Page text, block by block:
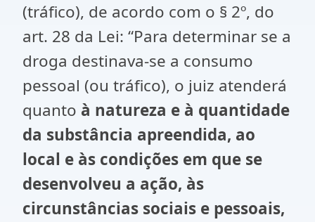
(tráfico), de acordo com o § 2º, do
art. 28 da Lei: “Para determinar se a
droga destinava-se a consumo
pessoal (ou tráfico), o juiz atenderá
quanto à natureza e à quantidade
da substância apreendida, ao
local e às condições em que se
desenvolveu a ação, às
circunstâncias sociais e pessoais,